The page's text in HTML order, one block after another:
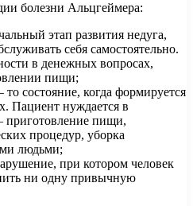
болезни Альцгеймера:
этап развития недуга,
себя самостоятельно.
в денежных вопросах,
пищи;
состояние, когда формируется
Пациент нуждается в
пищи,
процедур, уборка
людьми;
при котором человек
ни одну привычную